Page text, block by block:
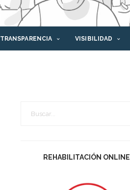
TRANSPARENCIA VISIBILIDAD
REHABILITACIÓN ONLINE